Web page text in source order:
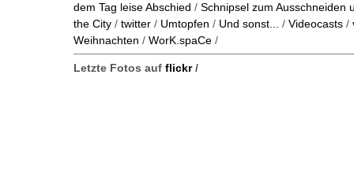
dem Tag leise Abschied / Schnipsel zum Ausschneiden
the City / twitter / Umtopfen / Und sonst... / Videocasts /
Weihnachten / WorK.spaCe /
Letzte Fotos auf flickr/